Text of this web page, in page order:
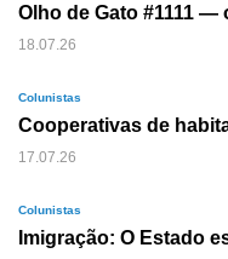
Olho de Gato #1111 —
18.07.26
Colunistas
Cooperativas de
17.07.26
Colunistas
Imigração: O Estado